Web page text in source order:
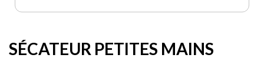
SÉCATEUR PETITES MAINS